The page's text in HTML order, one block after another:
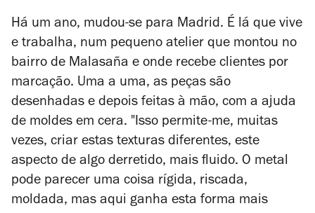
Há um ano, mudou-se para Madrid. É lá que vive
e trabalha, num pequeno atelier que montou no
bairro de Malasaña e onde recebe clientes por
marcação. Uma a uma, as peças são
desenhadas e depois feitas à mão, com a ajuda
de moldes em cera. "Isso permite-me, muitas
vezes, criar estas texturas diferentes, este
aspecto de algo derretido, mais fluido. O metal
pode parecer uma coisa rígida, riscada,
moldada, mas aqui ganha esta forma mais